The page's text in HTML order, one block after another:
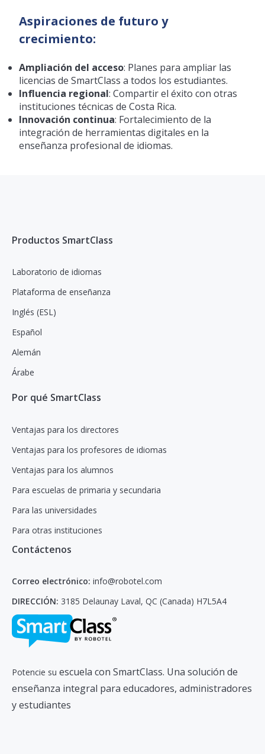
Aspiraciones de futuro y
crecimiento:
Ampliación del acceso: Planes para ampliar las
licencias de SmartClass a todos los estudiantes.
Influencia regional: Compartir el éxito con otras
instituciones técnicas de Costa Rica.
Innovación continua: Fortalecimiento de la
integración de herramientas digitales en la
enseñanza profesional de idiomas.
Productos SmartClass
Laboratorio de idiomas
Plataforma de enseñanza
Inglés (ESL)
Español
Alemán
Árabe
Por qué SmartClass
Ventajas para los directores
Ventajas para los profesores de idiomas
Ventajas para los alumnos
Para escuelas de primaria y secundaria
Para las universidades
Para otras instituciones
Contáctenos
Correo electrónico: info@robotel.com
DIRECCIÓN: 3185 Delaunay Laval, QC (Canada) H7L5A4
Potencie su escuela con SmartClass. Una solución de
enseñanza integral para educadores, administradores
y estudiantes